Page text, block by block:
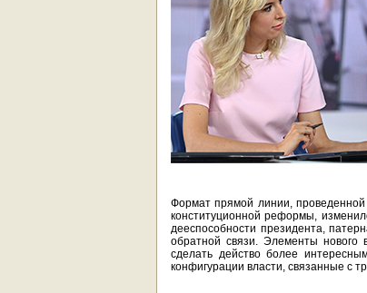
Формат прямой линии,
конституционной реформы,
дееспособности президента,
обратной связи. Элементы нового
сделать действо более
конфигурации власти, связанные с